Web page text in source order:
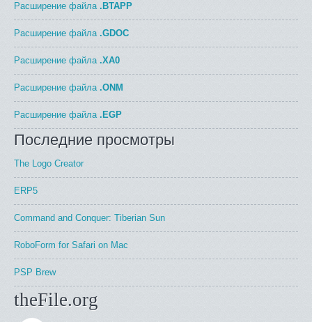
Расширение файла .BTAPP
Расширение файла .GDOC
Расширение файла .XA0
Расширение файла .ONM
Расширение файла .EGP
Последние просмотры
The Logo Creator
ERP5
Command and Conquer: Tiberian Sun
RoboForm for Safari on Mac
PSP Brew
theFile.org